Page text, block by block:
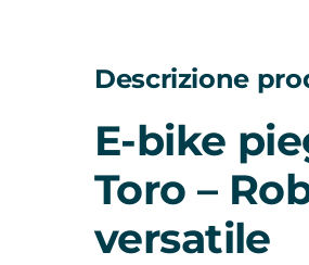
Descrizione
E-bike
Toro –
versatile